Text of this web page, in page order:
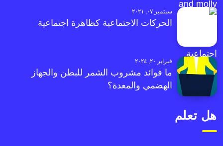
سبتمبر ٠٧, ٢٠٢١
الحركات الاجتماعية كظاهرة اجتماعية
فبراير ٢٠, ٢٠٢٤
ما فوائد مشروب الشمر للبطن والجهاز
الهضمي والمعدة؟
هل تعلم